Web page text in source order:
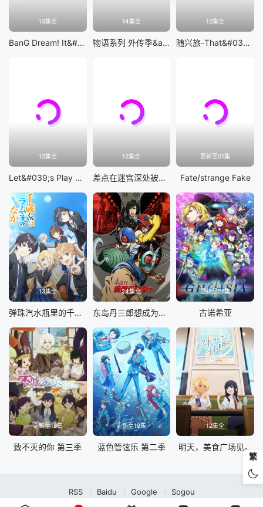
13集全
BanG Dream! It&#039;s MyGO!!!!!
14集全
物语系列 外传季&amp;怪物季
12集全
随兴旅-That&#039;s Journey-
12集全
Let&#039;s Play 充满挑战的人生
12集全
差点在迷宫深处被信任的伙伴杀掉，但靠着天赐技能「无限扭蛋」获得等级9999的伙伴，我要向前队友和世界展开复仇&amp;「给他们好看！」
更新至01集
Fate/strange Fake
13集全
弹珠汽水瓶里的千岁同学
24集全
东岛丹三郎想成为假面骑士
更新至21集
古诺希亚
更新至18集
致不灭的你 第三季
更新至19集
蓝色管弦乐 第二季
12集全
明天，美食广场见。
繁
RSS Baidu Google Sogou